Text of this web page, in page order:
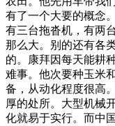
有了一个大要的概念
有三台拖沓机，有两
那么大。别的还有各
的。康拜因每天能耕
难事。他次要种玉米
备，从动化程度很高
厚的处所。大型机械
化就易于实行。而中